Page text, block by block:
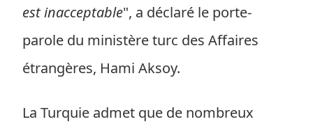
est inacceptable", a déclaré le porte-
parole du ministère turc des Affaires
étrangères, Hami Aksoy.
La Turquie admet que de nombreux